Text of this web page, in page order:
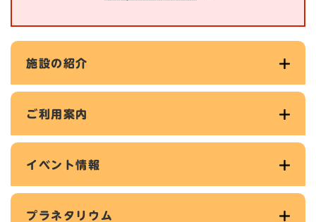
施設の紹介
ご利用案内
イベント情報
プラネタリウム